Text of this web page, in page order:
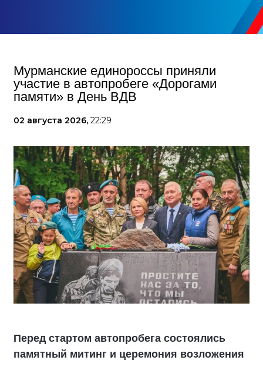
Мурманские единороссы приняли
участие в автопробеге «Дорогами
памяти» в День ВДВ
02 августа 2026, 22:29
Перед стартом автопробега состоялись
памятный митинг и церемония возложения